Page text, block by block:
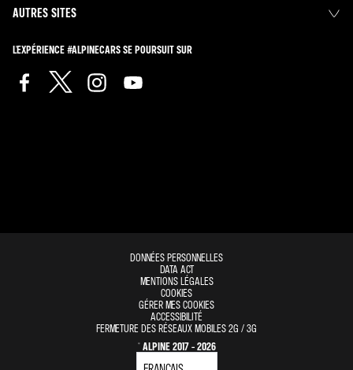
AUTRES SITES
L'EXPÉRIENCE #ALPINECARS SE POURSUIT SUR
DONNÉES PERSONNELLES
DATA ACT
MENTIONS LÉGALES
COOKIES
GÉRER MES COOKIES
ACCESSIBILITÉ
FERMETURE DES RÉSEAUX MOBILES 2G / 3G
© ALPINE 2017 - 2026